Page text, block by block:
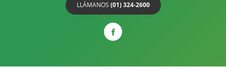
LLÁMANOS (01) 324-2600